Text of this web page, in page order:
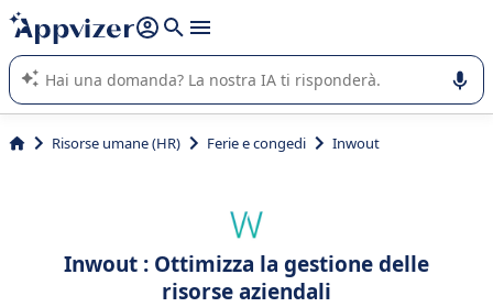
righe con
shift + enter
L'IA di Appvizer vi guida nell'utilizzo o nella scelta di un
software SaaS per la vostra azienda.
Risorse umane (HR) Ferie e congedi Inwout
Inwout : Ottimizza la gestione delle
risorse aziendali